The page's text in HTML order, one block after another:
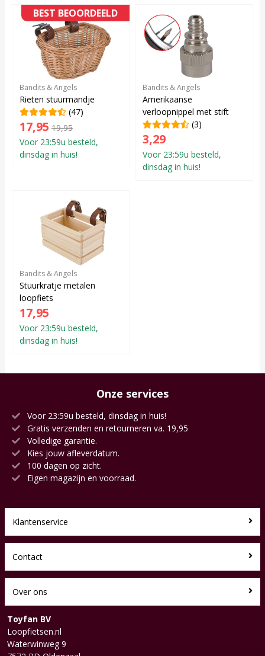
BEST BEOORDEELD
Bandits & Angels
Rieten stuurmandje
(47)
17,95 19,95
Voor 23:59u besteld,
dinsdag in huis!
Bandits & Angels
Amerikaanse
verloopnippel met stift
(3)
3,29
Voor 23:59u besteld,
dinsdag in huis!
Bandits & Angels
Stuurkratje metalen
loopfiets
17,95
Voor 23:59u besteld,
dinsdag in huis!
Onze services
Voor 23:59u besteld, dinsdag in huis!
Gratis verzenden en retourneren va. 19,95
Volledige garantie.
Kies jouw afleverdatum.
100 dagen op zicht.
Eigen magazijn en voorraad.
Klantenservice
Contact
Over ons
Toyfan BV
Loopfietsen.nl
Waterwinweg 9